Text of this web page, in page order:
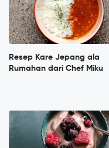
Resep Kare Jepang ala
Rumahan dari Chef Miku